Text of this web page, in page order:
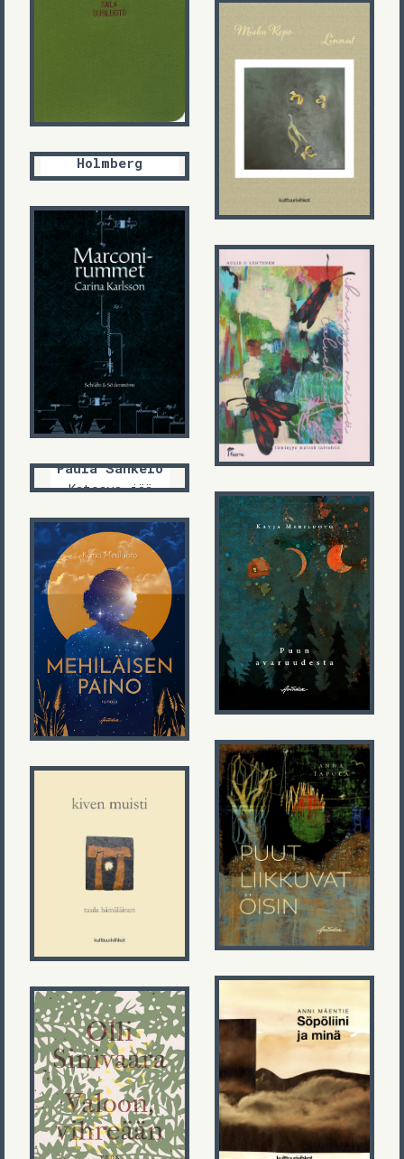
Saila Susiluoto
Miska Repo
Linnut
Niillas
Holmberg
Naarattu
Carina Karlsson
Marconirummet
Aulis U.
Lehtinen
Ihmisyys meissä
talvehtii
Paula Sankelo
Katoava jää
Katja Meriluoto
Puun
avaruudesta
Katja Meriluoto
Mehiläisen
paino
Anna Tapola
Puut liikkuvat
öisin
Tuula
Hämäläinen
Kiven muisti
Anni Mäentie
Söpöliini ja
minä
Olli Sinivaara
Valoon,
vihreään